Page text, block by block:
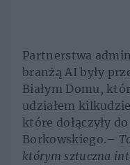
Partnerstwa
branżą AI były
Białym Domu,
udziałem
które dołączyły
Borkowskiego.–
którym sztuczna